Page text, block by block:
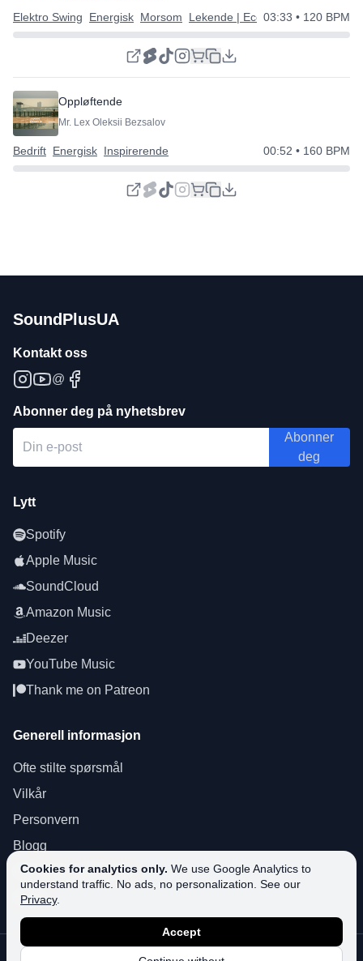
Cookies for analytics only. We use Google Analytics to
understand traffic. No ads, no personalization. See our
Privacy.
Accept
Elektro Swing Energisk Morsom Lekende | Eccentrisk | Glad
03:33 • 120 BPM
Oppløftende
Mr. Lex Oleksii Bezsalov
Bedrift Energisk Inspirerende 00:52 • 160 BPM
SoundPlusUA
Kontakt oss
@
Abonner deg på nyhetsbrev
Abonner
deg
Lytt
Spotify
Apple Music
SoundCloud
Amazon Music
Deezer
YouTube Music
Thank me on Patreon
Generell informasjon
Ofte stilte spørsmål
Vilkår
Personvern
Blogg
About SoundPlusUA
Støtte
SoundPlusUA. Alle rettigheter forbeholdt.